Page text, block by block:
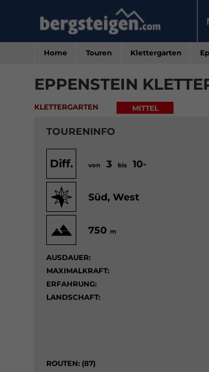
Home Touren Klettergarten
EPPENSTEIN
KLETTERGARTEN MITTEL
TOURENINFO
Diff. von 3bis 10-
Süd, West
750m
AUSDAUER:
MAXIMALKRAFT:
ERFAHRUNG:
LANDSCHAFT:
ROUTEN: (87)